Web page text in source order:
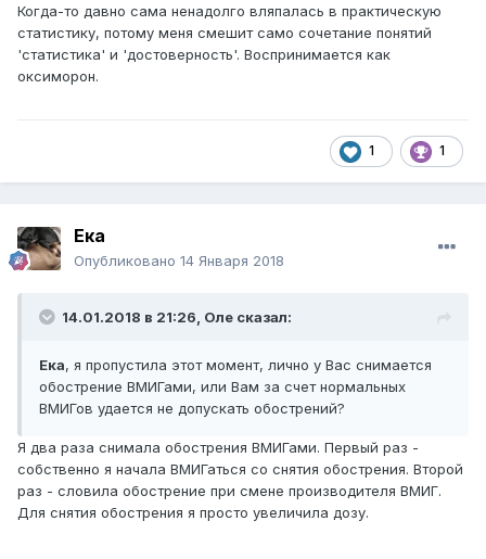
Когда-то давно сама ненадолго вляпалась в практическую
статистику, потому меня смешит само сочетание понятий
'статистика' и 'достоверность'. Воспринимается как
оксиморон.
1 1
Ека
Опубликовано 14 Января 2018
14.01.2018 в 21:26, Оле сказал:
Ека, я пропустила этот момент, лично у Вас снимается
обострение ВМИГами, или Вам за счет нормальных
ВМИГов удается не допускать обострений?
Я два раза снимала обострения ВМИГами. Первый раз -
собственно я начала ВМИГаться со снятия обострения. Второй
раз - словила обострение при смене производителя ВМИГ.
Для снятия обострения я просто увеличила дозу.